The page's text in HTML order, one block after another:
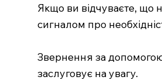
Якщо ви відчуваєте, що
сигналом про
Звернення за
заслуговує на увагу.